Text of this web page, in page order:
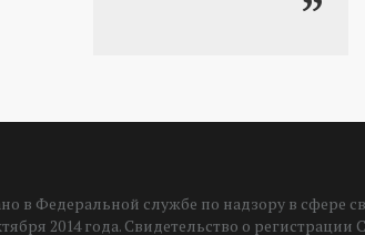
в Федеральной службе по надзору в сфере
2014 года. Свидетельство о